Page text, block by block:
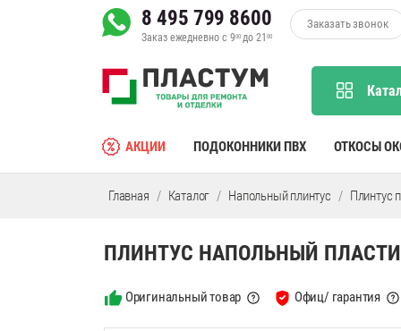
8 495 799 8600
Заказ ежедневно с 900до 2100
Заказать звонок
АКЦИИ ПОДОКОННИКИ ПВХ ОТКОСЫ
Главная Каталог Напольный плинтус Плинтус
ПЛИНТУС НАПОЛЬНЫЙ
Оригинальный товар Офиц/ гарантия